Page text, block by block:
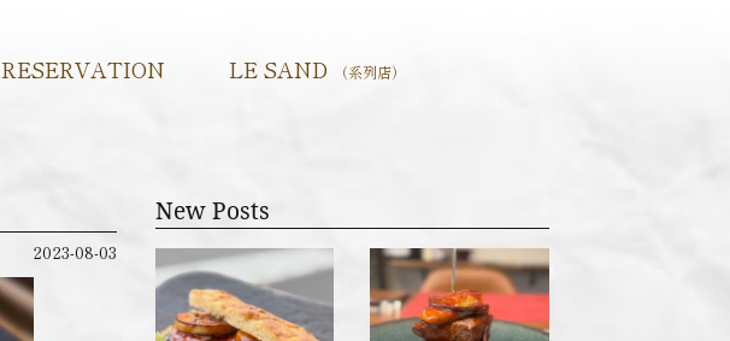
RESERVATION LE SAND （系列店）
2023-08-03
New Posts